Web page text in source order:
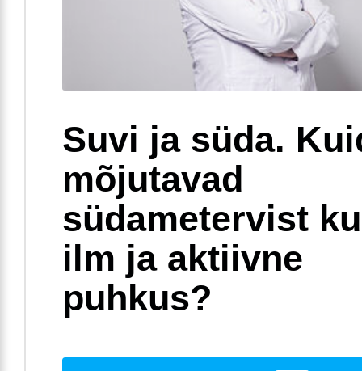
Suvi ja süda.
mõjutavad
südametervist
ilm ja aktiivne
puhkus?